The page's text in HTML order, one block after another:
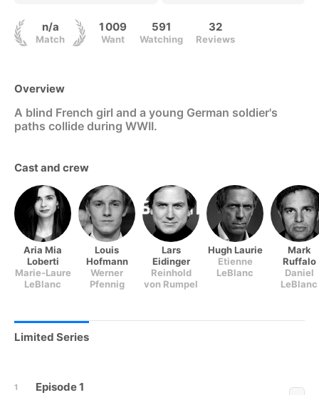
n/a
Match
1 009
Want
591
Watching
32
Reviews
Overview
A blind French girl and a young German soldier's
paths collide during WWII.
Cast and crew
Aria Mia
Loberti
Marie-Laure
LeBlanc
Louis
Hofmann
Werner
Pfennig
Lars
Eidinger
Reinhold
von Rumpel
Hugh Laurie
Etienne
LeBlanc
Mark
Ruffalo
Daniel
LeBlanc
Limited Series
Episode 1